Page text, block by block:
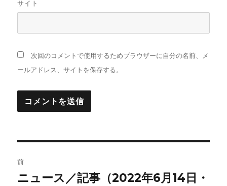
サイト
次回のコメントで使用するためブラウザーに自分の名前、メ
ールアドレス、サイトを保存する。
稿
前
前
ニュース／記事（2022年6月14日・